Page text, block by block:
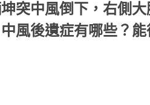
突中風倒下，右側
風後遺症有哪些？能